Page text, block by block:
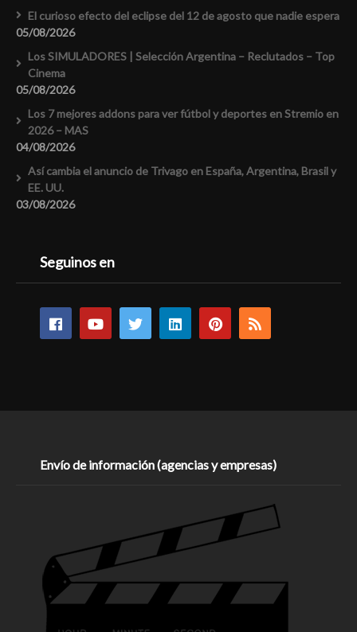
El curioso efecto del eclipse del 12 de agosto que nadie espera
05/08/2026
Los SIMULADORES | Selección Argentina – Reclutados – Top
Cinema
05/08/2026
Los 7 mejores addons para ver fútbol y deportes en Stremio en
2026 – MAS
04/08/2026
Así cambia el anuncio de Trivago en España, Argentina, Brasil y
EE. UU.
03/08/2026
Seguinos en
Envío de información (agencias y empresas)